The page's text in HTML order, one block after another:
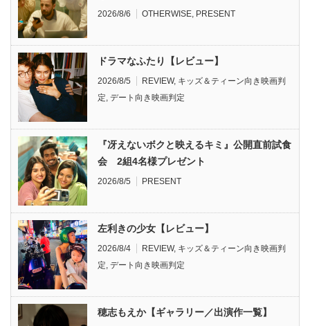
2026/8/6 OTHERWISE, PRESENT
ドラマなふたり【レビュー】
2026/8/5 REVIEW, キッズ＆ティーン向き映画判
定, デート向き映画判定
『冴えないボクと映えるキミ』公開直前試食
会 2組4名様プレゼント
2026/8/5 PRESENT
左利きの少女【レビュー】
2026/8/4 REVIEW, キッズ＆ティーン向き映画判
定, デート向き映画判定
穂志もえか【ギャラリー／出演作一覧】